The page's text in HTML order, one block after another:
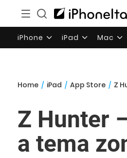
iPhone iPad Mac
Home / iPad / App Store / Z
Z Hunter
a tema